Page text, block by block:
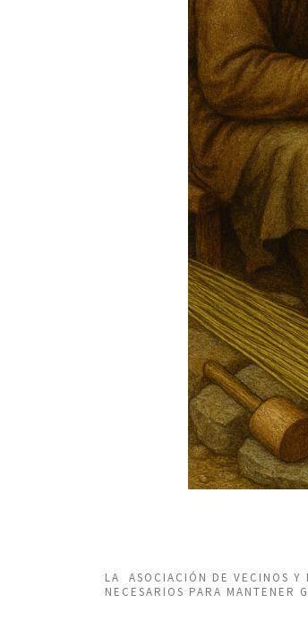
LA ASOCIACIÓN DE VECINOS Y
NECESARIOS PARA MANTENER